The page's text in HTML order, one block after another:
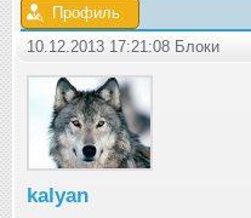
Профиль
10.12.2013 17:21:08 Блоки
kalyan